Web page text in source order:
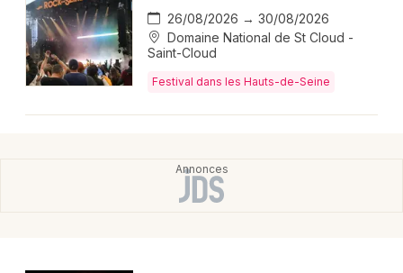
26/08/2026 → 30/08/2026
Domaine National de St Cloud -
Saint-Cloud
Festival dans les Hauts-de-Seine